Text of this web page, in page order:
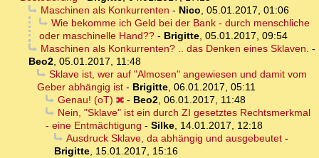
Maschinen als Konkurrenten - Nico, 05.01.2017, 01:06
Wie bekomme ich Geld bei der Bank - durch menschliche
oder maschinelle Hand?? - Brigitte, 05.01.2017, 09:54
Maschinen als Konkurrenten? .. das Denken eines Sklaven. -
Beo2, 05.01.2017, 11:48
Sklave ist, wer auf "Almosen" angewiesen und damit vom
Geber abhängig ist - Brigitte, 06.01.2017, 05:11
Genau! (oT)
- Beo2, 06.01.2017, 11:48
Nein, "Sklave" ist ein durch ZI gesetztes Rechtsmerkmal
- eine Entmächtigung - Silke, 14.01.2017, 12:18
Ausdruck Sklave, da abhängig und ausgebeutet-
Brigitte, 15.01.2017, 15:16